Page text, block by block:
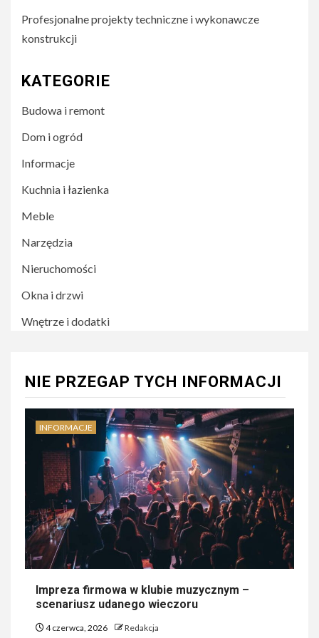
Profesjonalne projekty techniczne i wykonawcze
konstrukcji
KATEGORIE
Budowa i remont
Dom i ogród
Informacje
Kuchnia i łazienka
Meble
Narzędzia
Nieruchomości
Okna i drzwi
Wnętrze i dodatki
NIE PRZEGAP TYCH INFORMACJI
INFORMACJE
Impreza firmowa w klubie muzycznym –
scenariusz udanego wieczoru
4 czerwca, 2026 Redakcja